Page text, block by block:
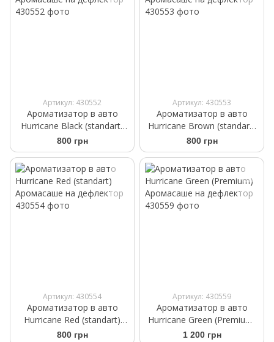
Артикул: 430552
Ароматизатор в авто
Hurricane Black (standart)
Аромасаше на дефлектор
800 грн
Артикул: 430553
Ароматизатор в авто
Hurricane Brown (standart)
Аромасаше на дефлектор
800 грн
Артикул: 430554
Ароматизатор в авто
Hurricane Red (standart)
Аромасаше на дефлектор
800 грн
Артикул: 430559
Ароматизатор в авто
Hurricane Green (Premium)
Аромасаше на дефлектор
1 200 грн